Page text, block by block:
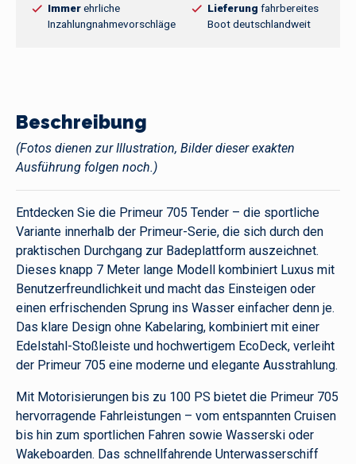
Immerehrliche
Inzahlungnahmevorschläge
Lieferung fahrbereites
Boot deutschlandweit
Beschreibung
(Fotos dienen zur Illustration, Bilder dieser exakten
Ausführung folgen noch.)
Entdecken Sie die Primeur 705 Tender – die sportliche
Variante innerhalb der Primeur-Serie, die sich durch den
praktischen Durchgang zur Badeplattform auszeichnet.
Dieses knapp 7 Meter lange Modell kombiniert Luxus mit
Benutzerfreundlichkeit und macht das Einsteigen oder
einen erfrischenden Sprung ins Wasser einfacher denn je.
Das klare Design ohne Kabelaring, kombiniert mit einer
Edelstahl-Stoßleiste und hochwertigem EcoDeck, verleiht
der Primeur 705 eine moderne und elegante Ausstrahlung.
Mit Motorisierungen bis zu 100 PS bietet die Primeur 705
hervorragende Fahrleistungen – vom entspannten Cruisen
bis hin zum sportlichen Fahren sowie Wasserski oder
Wakeboarden. Das schnellfahrende Unterwasserschiff